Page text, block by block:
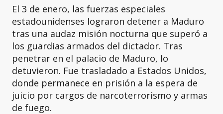
El 3 de enero, las fuerzas especiales
estadounidenses lograron detener a Maduro
tras una audaz misión nocturna que superó a
los guardias armados del dictador. Tras
penetrar en el palacio de Maduro, lo
detuvieron. Fue trasladado a Estados Unidos,
donde permanece en prisión a la espera de
juicio por cargos de narcoterrorismo y armas
de fuego.